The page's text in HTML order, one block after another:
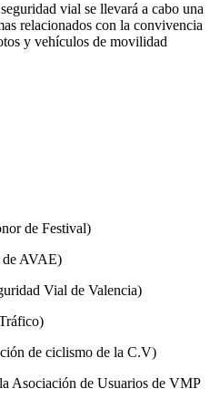
vial se llevará a cabo una
relacionados con la convivencia
y vehículos de movilidad
de Festival)
de AVAE)
Vial de Valencia)
de ciclismo de la C.V)
Asociación de Usuarios de VMP